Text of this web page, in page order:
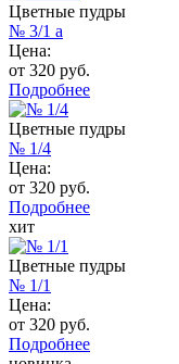
Цветные пудры
№ 3/1 а
Цена:
от 320 руб.
Подробнее
Цветные пудры
№ 1/4
Цена:
от 320 руб.
Подробнее
хит
Цветные пудры
№ 1/1
Цена:
от 320 руб.
Подробнее